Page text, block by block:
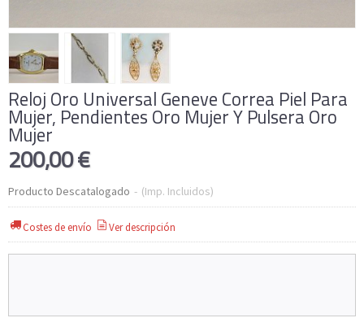
Reloj Oro Universal Geneve Correa Piel Para
Mujer, Pendientes Oro Mujer Y Pulsera Oro
Mujer
200,00 €
Producto Descatalogado - (Imp. Incluidos)
Costes de envío Ver descripción